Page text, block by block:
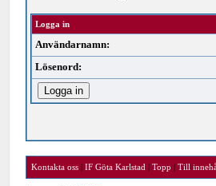
Logga in
Användarnamn:
Lösenord:
Kontakta oss |IF Göta Karlstad |Topp |Till